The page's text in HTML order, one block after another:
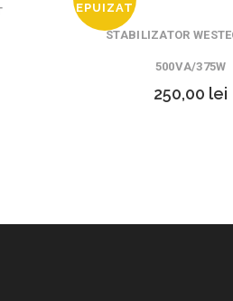
EPUIZAT
STABILIZATOR
500VA/375W
250,00 lei